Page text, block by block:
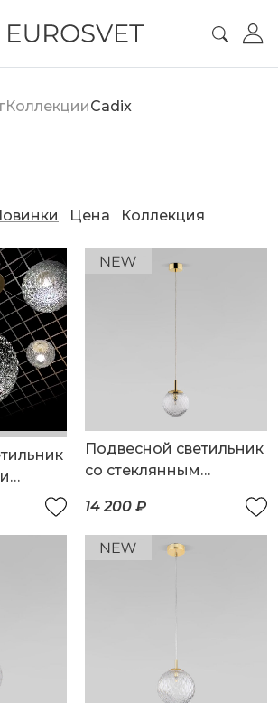
КоллекцииCadix
Цена Коллекция
Подвесной светильник
со стеклянным
14 200 ₽